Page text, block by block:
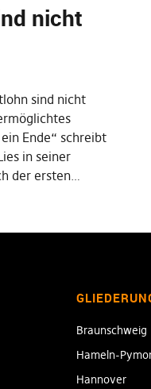
nicht
sind nicht
Ende“ schreibt
in seiner
der ersten…
Braunschweig
Hameln-
Hannover